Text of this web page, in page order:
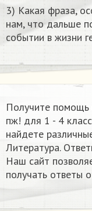
3) Какая фраза,
нам, что дальше
событии в жизни
Получите помощь
пж!​ для 1 - 4
найдете
Литература.
Наш сайт
получать ответы